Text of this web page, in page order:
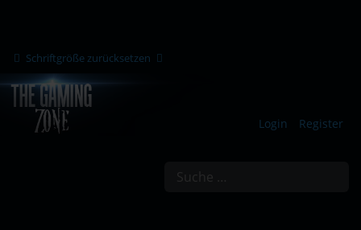
Schriftgröße zurücksetzen
Login Register